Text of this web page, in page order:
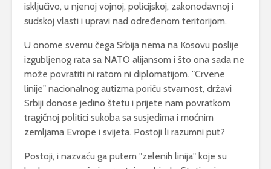
isključivo, u njenoj vojnoj, policijskoj, zakonodavnoj i
sudskoj vlasti i upravi nad određenom teritorijom.
U onome svemu čega Srbija nema na Kosovu poslije
izgubljenog rata sa NATO alijansom i što ona sada ne
može povratiti ni ratom ni diplomatijom. "Crvene
linije" nacionalnog autizma poriču stvarnost, državi
Srbiji donose jedino štetu i prijete nam povratkom
tragičnoj politici sukoba sa susjedima i moćnim
zemljama Evrope i svijeta. Postoji li razumni put?
Postoji, i nazvaću ga putem "zelenih linija" koje su